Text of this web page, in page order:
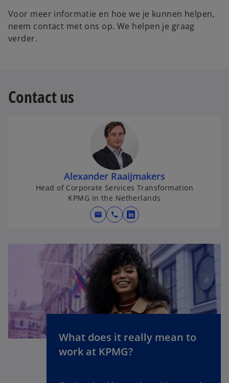
Voor meer informatie en hoe we je kunnen helpen,
neem contact met ons op. We helpen je graag
verder.
Contact us
Alexander Raaijmakers
Head of Corporate Services Transformation
KPMG in the Netherlands
mail call
o
e
s
i
n
a
w
t
What does it really mean to
work at KPMG?
o
p